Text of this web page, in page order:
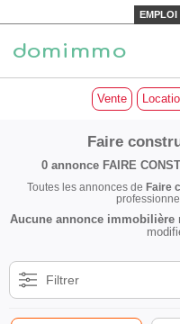
EMPLOI
Vente
Faire
0 annonce FAIRE
Toutes les annonces de Faire
Aucune annonce immobilière
Filtrer